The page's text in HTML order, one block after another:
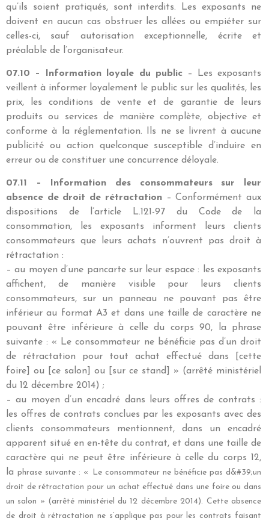
qu’ils soient pratiqués, sont interdits. Les exposants ne
doivent en aucun cas obstruer les allées ou empiéter sur
celles-ci, sauf autorisation exceptionnelle, écrite et
préalable de l’organisateur.
07.10 – Information loyale du public – Les exposants
veillent à informer loyalement le public sur les qualités, les
prix, les conditions de vente et de garantie de leurs
produits ou services de manière complète, objective et
conforme à la réglementation. Ils ne se livrent à aucune
publicité ou action quelconque susceptible d’induire en
erreur ou de constituer une concurrence déloyale.
07.11 – Information des consommateurs sur leur
absence de droit de rétractation– Conformément aux
dispositions de l’article L.121-97 du Code de la
consommation, les exposants informent leurs clients
consommateurs que leurs achats n’ouvrent pas droit à
rétractation :
– au moyen d’une pancarte sur leur espace : les exposants
affichent, de manière visible pour leurs clients
consommateurs, sur un panneau ne pouvant pas être
inférieur au format A3 et dans une taille de caractère ne
pouvant être inférieure à celle du corps 90, la phrase
suivante : « Le consommateur ne bénéficie pas d’un droit
de rétractation pour tout achat effectué dans [cette
foire] ou [ce salon] ou [sur ce stand] » (arrêté ministériel
du 12 décembre 2014) ;
– au moyen d’un encadré dans leurs offres de contrats :
les offres de contrats conclues par les exposants avec des
clients consommateurs mentionnent, dans un encadré
apparent situé en en-tête du contrat, et dans une taille de
caractère qui ne peut être inférieure à celle du corps 12,
laphrase suivante : « Le consommateur ne bénéficie pas d&#39;un
droit de rétractation pour un achat effectué dans une foire ou dans
un salon » (arrêté ministériel du 12 décembre 2014). Cette absence
de droit à rétractation ne s’applique pas pour les contrats faisant